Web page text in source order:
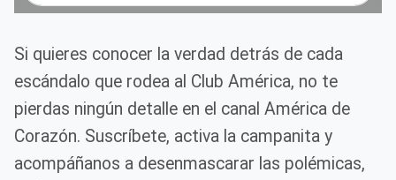
Si quieres conocer la verdad detrás de cada
escándalo que rodea al Club América, no te
pierdas ningún detalle en el canal América de
Corazón. Suscríbete, activa la campanita y
acompáñanos a desenmascarar las polémicas,